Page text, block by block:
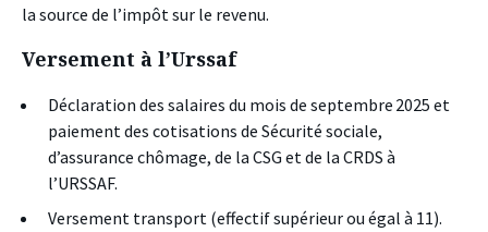
la source de l’impôt sur le revenu.
Versement à l’Urssaf
Déclaration des salaires du mois de septembre 2025 et
paiement des cotisations de Sécurité sociale,
d’assurance chômage, de la CSG et de la CRDS à
l’URSSAF.
Versement transport (effectif supérieur ou égal à 11).